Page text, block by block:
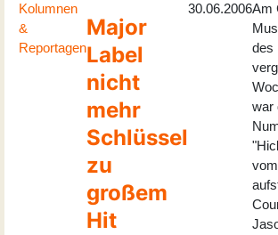
Kolumnen
&
Reportagen
Major
Label
nicht
mehr
Schlüssel
zu
großem
Hit
30.06.2006Am
des
war
vom